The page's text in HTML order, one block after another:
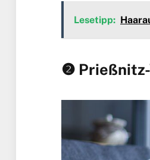
Lesetipp:
❷